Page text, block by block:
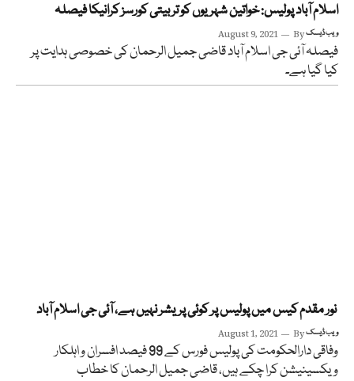
اسلام آباد پولیس: خواتین شہریوں کو تربیتی کورسز کرانیکا فیصلہ
August 9, 2021 Byویب ڈیسک
فیصلہ آئی جی اسلام آباد قاضی جمیل الرحمان کی خصوصی ہدایت پر
کیا گیا ہے۔
نور مقدم کیس میں پولیس پر کوئی پریشر نہیں ہے، آئی جی اسلام آباد
August 1, 2021 Byویب ڈیسک
وفاقی دارالحکومت کی پولیس فورس کے 99 فیصد افسران و اہلکار
ویکسینیشن کرا چکے ہیں، قاضی جمیل الرحمان کا خطاب